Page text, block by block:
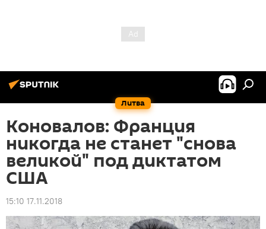
Литва
Коновалов: Франция
никогда не станет "снова
великой" под диктатом
США
15:10 17.11.2018